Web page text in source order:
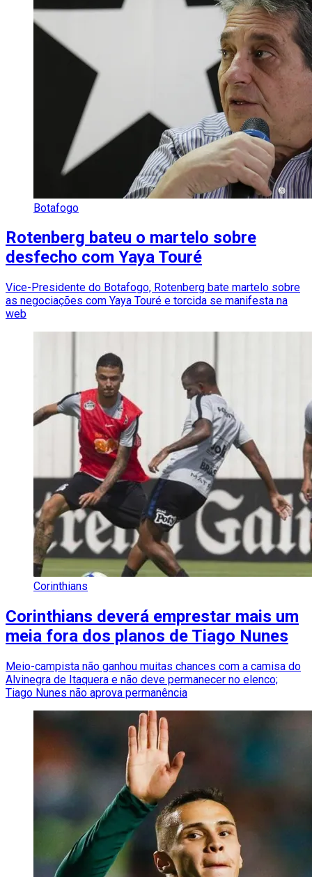
Botafogo
Rotenberg bateu o martelo sobre
desfecho com Yaya Touré
Vice-Presidente do Botafogo, Rotenberg bate martelo sobre
as negociações com Yaya Touré e torcida se manifesta na
web
Corinthians
Corinthians deverá emprestar mais um
meia fora dos planos de Tiago Nunes
Meio-campista não ganhou muitas chances com a camisa do
Alvinegra de Itaquera e não deve permanecer no elenco;
Tiago Nunes não aprova permanência